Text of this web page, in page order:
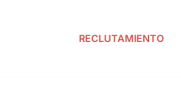
RECLUTAMIENTO